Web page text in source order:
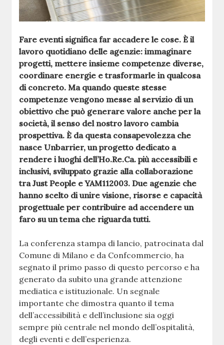
Fare eventi significa far accadere le cose. È il
lavoro quotidiano delle agenzie: immaginare
progetti, mettere insieme competenze diverse,
coordinare energie e trasformarle in qualcosa
di concreto. Ma quando queste stesse
competenze vengono messe al servizio di un
obiettivo che può generare valore anche per la
società, il senso del nostro lavoro cambia
prospettiva. È da questa consapevolezza che
nasce Unbarrier, un progetto dedicato a
rendere i luoghi dell’Ho.Re.Ca. più accessibili e
inclusivi, sviluppato grazie alla collaborazione
tra Just People e YAM112003. Due agenzie che
hanno scelto di unire visione, risorse e capacità
progettuale per contribuire ad accendere un
faro su un tema che riguarda tutti.
La conferenza stampa di lancio, patrocinata dal
Comune di Milano e da Confcommercio, ha
segnato il primo passo di questo percorso e ha
generato da subito una grande attenzione
mediatica e istituzionale. Un segnale
importante che dimostra quanto il tema
dell’accessibilità e dell’inclusione sia oggi
sempre più centrale nel mondo dell’ospitalità,
degli eventi e dell’esperienza.